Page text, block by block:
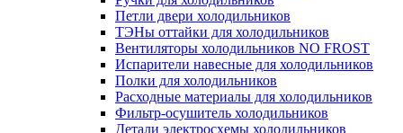
Петли двери холодильников
ТЭНы оттайки для холодильников
Вентиляторы холодильников NO FROST
Испарители навесные для холодильников
Полки для холодильников
Расходные материалы для холодильников
Фильтр-осушитель холодильников
Детали электросхемы холодильников